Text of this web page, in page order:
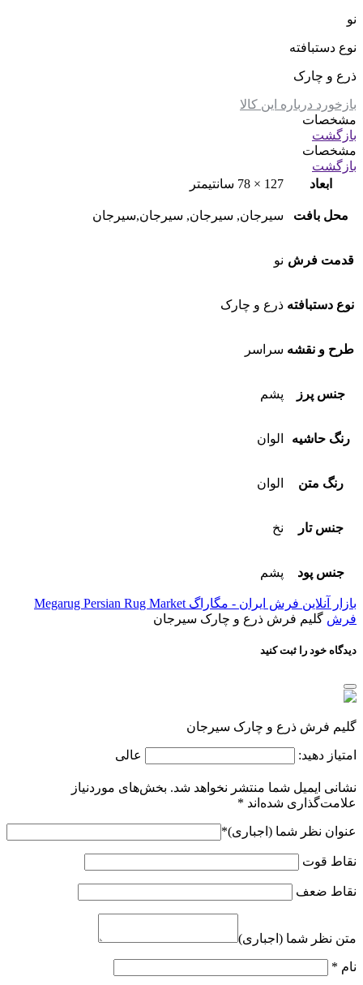
نو
نوع دستبافته
ذرع و چارک
بازخورد درباره این کالا
مشخصات
بازگشت
مشخصات
بازگشت
ابعاد
127 × 78 سانتیمتر
محل بافت سیرجان, سیرجان, سیرجان,سیرجان
قدمت فرش نو
نوع دستبافته ذرع و چارک
طرح و نقشه سراسر
جنس پرز پشم
رنگ حاشیه الوان
رنگ متن الوان
جنس تار نخ
جنس پود پشم
بازار آنلاین فرش ایران - مگاراگ Megarug Persian Rug Market
فرش گلیم فرش ذرع و چارک سیرجان
دیدگاه خود را ثبت کنید
گلیم فرش ذرع و چارک سیرجان
امتیاز دهید: عالی
نشانی ایمیل شما منتشر نخواهد شد. بخش‌های موردنیاز
علامت‌گذاری شده‌اند *
عنوان نظر شما (اجباری)*
نقاط قوت
نقاط ضعف
متن نظر شما (اجباری)
نام *